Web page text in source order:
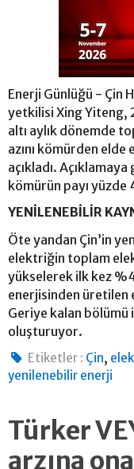
Enerji Günlüğü - Çin
yetkilisi Xing Yiteng,
altı aylık dönemde
azını kömürden
açıkladı.
kömürün payı
YENİLENEBİLİR
Öte yandan Çin’in
elektriğin toplam
yükselerek ilk kez
enerjisinden üretilen
Geriye kalan bölümü
oluşturuyor.
Etiketler : Çin,
yenilenebilir enerji
Türker
arzına